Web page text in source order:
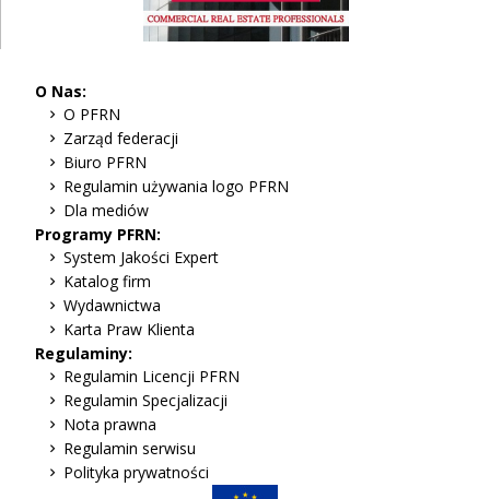
O Nas:
O PFRN
Zarząd federacji
Biuro PFRN
Regulamin używania logo PFRN
Dla mediów
Programy PFRN:
System Jakości Expert
Katalog firm
Wydawnictwa
Karta Praw Klienta
Regulaminy:
Regulamin Licencji PFRN
Regulamin Specjalizacji
Nota prawna
Regulamin serwisu
Polityka prywatności